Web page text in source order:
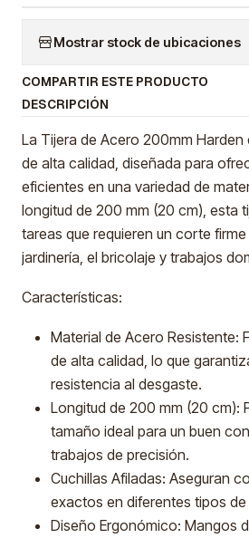
Mostrar stock de ubicaciones
COMPARTIR ESTE PRODUCTO
DESCRIPCIÓN
La Tijera de Acero 200mm Harden
de alta calidad, diseñada para
eficientes en una variedad de
longitud de 200 mm (20 cm), esta
tareas que requieren un corte
jardinería, el bricolaje y trabajos
Características:
Material de Acero Resistente:
de alta calidad, lo que
resistencia al desgaste.
Longitud de 200 mm (20 cm):
tamaño ideal para un buen
trabajos de precisión.
Cuchillas Afiladas: Aseguran
exactos en diferentes tipos de
Diseño Ergonómico: Mangos